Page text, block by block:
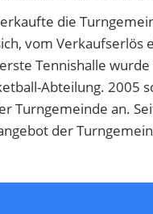
die
vom
Tennishalle
Abteilung. 2005
Turngemeinde an.
der